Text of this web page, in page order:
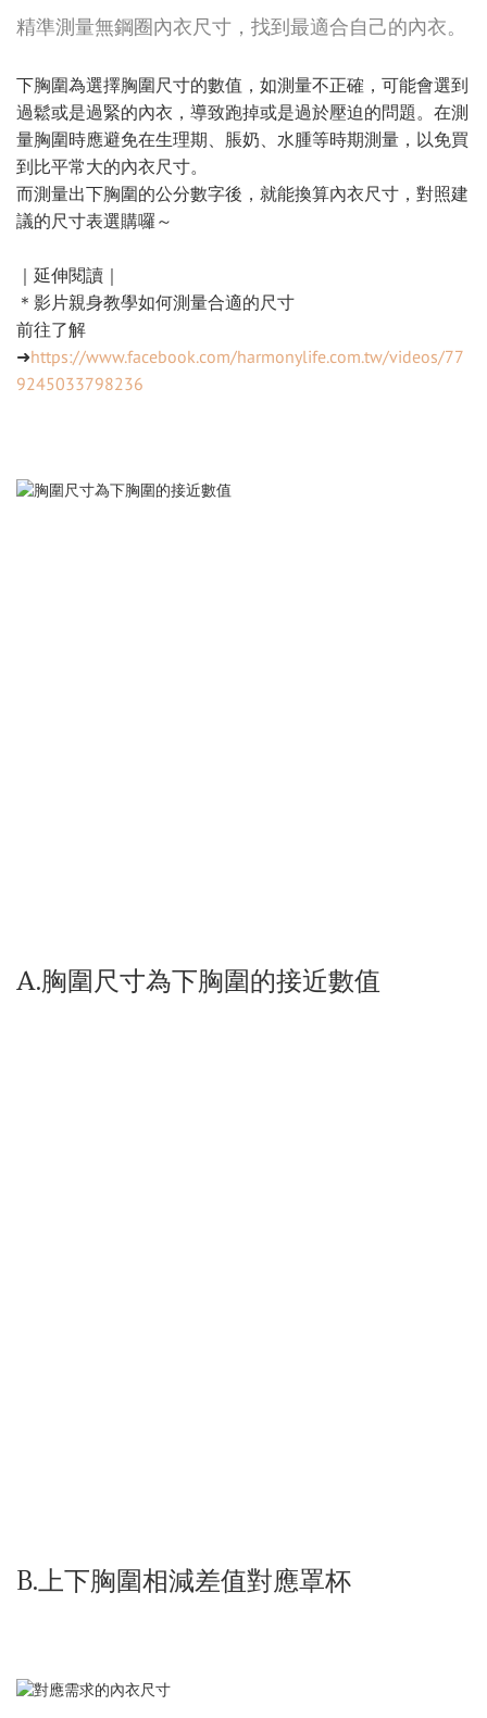
精準測量無鋼圈內衣尺寸，找到最適合自己的內衣。
下胸圍為選擇胸圍尺寸的數值，如測量不正確，可能會選到
過鬆或是過緊的內衣，導致跑掉或是過於壓迫的問題。在測
量胸圍時應避免在生理期、脹奶、水腫等時期測量，以免買
到比平常大的內衣尺寸。
而測量出下胸圍的公分數字後，就能換算內衣尺寸，對照建
議的尺寸表選購囉～
｜延伸閱讀｜
＊影片親身教學如何測量合適的尺寸
前往了解
➜https://www.facebook.com/harmonylife.com.tw/videos/77
9245033798236
A.胸圍尺寸為下胸圍的接近數值
B.上下胸圍相減差值對應罩杯